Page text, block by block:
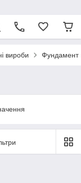
вироби Фундамент